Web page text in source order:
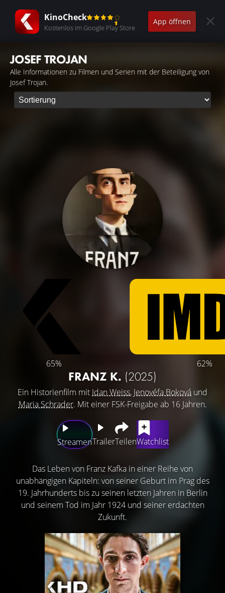
KinoCheck
Kostenlos im Google Play Store
App öffnen
JOSEF TROJAN
Alle Informationen zu Filmen und Serien mit der Beteiligung von
Josef Trojan.
65% 62%
FRANZ K. (2025)
Ein Historienfilm mit Idan Weiss, Jenovéfa Boková und
Maria Schrader. Mit einer FSK-Freigabe ab 16 Jahren.
StreamenTrailerTeilenWatchlist
Das Leben von Franz Kafka in einer Reihe von
unabhängigen Kapiteln: von seiner Geburt im Prag des
19. Jahrhunderts bis zu seinen letzten Jahren in Berlin
und seinem Tod im Jahr 1924 und seiner erdachten
Zukunft.